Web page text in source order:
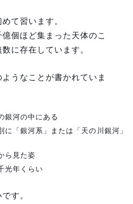
て習います。
個ほど集まった天体のこ
に存在しています。
うなことが書かれていま
銀河の中にある
「銀河系」または「天の川銀河」
ら見た姿
光年くらい
す。